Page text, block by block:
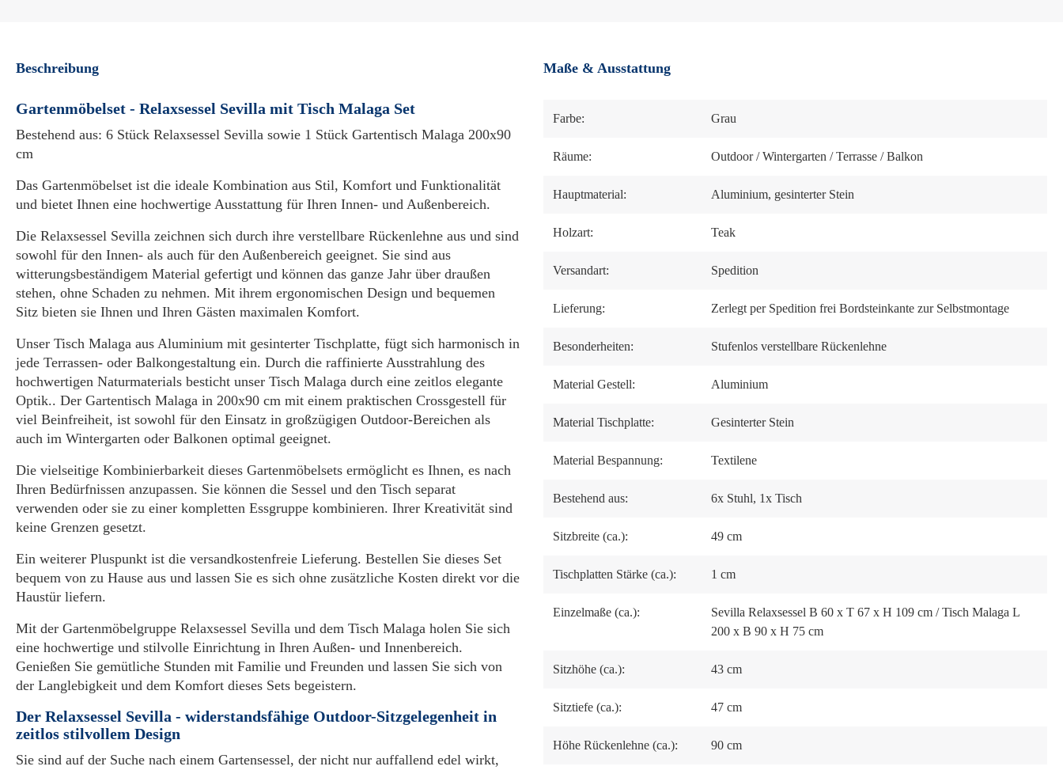
Beschreibung
Gartenmöbelset - Relaxsessel Sevilla mit Tisch Malaga Set
Bestehend aus: 6 Stück Relaxsessel Sevilla sowie 1 Stück Gartentisch Malaga 200x90
cm
Das Gartenmöbelset ist die ideale Kombination aus Stil, Komfort und Funktionalität
und bietet Ihnen eine hochwertige Ausstattung für Ihren Innen- und Außenbereich.
Die Relaxsessel Sevilla zeichnen sich durch ihre verstellbare Rückenlehne aus und sind
sowohl für den Innen- als auch für den Außenbereich geeignet. Sie sind aus
witterungsbeständigem Material gefertigt und können das ganze Jahr über draußen
stehen, ohne Schaden zu nehmen. Mit ihrem ergonomischen Design und bequemen
Sitz bieten sie Ihnen und Ihren Gästen maximalen Komfort.
Unser Tisch Malaga aus Aluminium mit gesinterter Tischplatte, fügt sich harmonisch in
jede Terrassen- oder Balkongestaltung ein. Durch die raffinierte Ausstrahlung des
hochwertigen Naturmaterials besticht unser Tisch Malaga durch eine zeitlos elegante
Optik.. Der Gartentisch Malaga in 200x90 cm mit einem praktischen Crossgestell für
viel Beinfreiheit, ist sowohl für den Einsatz in großzügigen Outdoor-Bereichen als
auch im Wintergarten oder Balkonen optimal geeignet.
Die vielseitige Kombinierbarkeit dieses Gartenmöbelsets ermöglicht es Ihnen, es nach
Ihren Bedürfnissen anzupassen. Sie können die Sessel und den Tisch separat
verwenden oder sie zu einer kompletten Essgruppe kombinieren. Ihrer Kreativität sind
keine Grenzen gesetzt.
Ein weiterer Pluspunkt ist die versandkostenfreie Lieferung. Bestellen Sie dieses Set
bequem von zu Hause aus und lassen Sie es sich ohne zusätzliche Kosten direkt vor die
Haustür liefern.
Mit der Gartenmöbelgruppe Relaxsessel Sevilla und dem Tisch Malaga holen Sie sich
eine hochwertige und stilvolle Einrichtung in Ihren Außen- und Innenbereich.
Genießen Sie gemütliche Stunden mit Familie und Freunden und lassen Sie sich von
der Langlebigkeit und dem Komfort dieses Sets begeistern.
Der Relaxsessel Sevilla - widerstandsfähige Outdoor-Sitzgelegenheit in
zeitlos stilvollem Design
Sie sind auf der Suche nach einem Gartensessel, der nicht nur auffallend edel wirkt,
Maße & Ausstattung
Farbe: Grau
Räume: Outdoor / Wintergarten / Terrasse / Balkon
Hauptmaterial: Aluminium, gesinterter Stein
Holzart: Teak
Versandart: Spedition
Lieferung: Zerlegt per Spedition frei Bordsteinkante zur Selbstmontage
Besonderheiten: Stufenlos verstellbare Rückenlehne
Material Gestell: Aluminium
Material Tischplatte: Gesinterter Stein
Material Bespannung: Textilene
Bestehend aus: 6x Stuhl, 1x Tisch
Sitzbreite (ca.): 49 cm
Tischplatten Stärke (ca.): 1 cm
Einzelmaße (ca.):
Sevilla Relaxsessel B 60 x T 67 x H 109 cm / Tisch Malaga L
200 x B 90 x H 75 cm
Sitzhöhe (ca.): 43 cm
Sitztiefe (ca.): 47 cm
Höhe Rückenlehne (ca.): 90 cm